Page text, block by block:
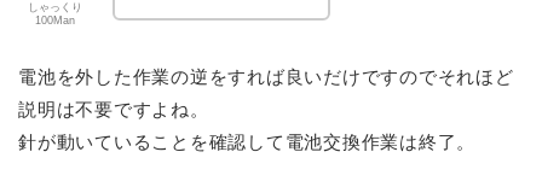
しゃっくり
100Man
電池を外した作業の逆をすれば良いだけですのでそれほど
説明は不要ですよね。
針が動いていることを確認して電池交換作業は終了。